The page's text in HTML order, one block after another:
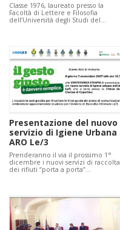
Classe 1976, laureato presso la
Facoltà di Lettere e Filosofia
dell’Università degli Studi del…
Presentazione del nuovo
servizio di Igiene Urbana
ARO Le/3
Prenderanno il via il prossimo 1°
dicembre i nuovi servizi di raccolta
dei rifiuti “porta a porta”…